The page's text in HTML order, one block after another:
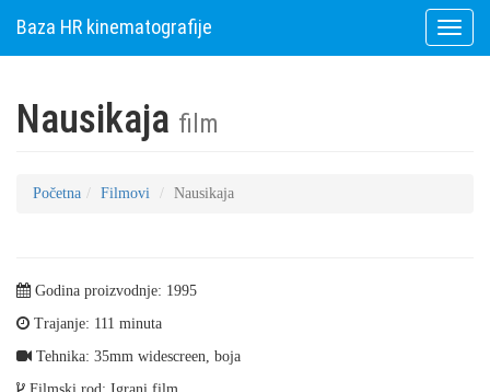
Toggle
Baza HR kinematografije
Nausikaja film
Početna Filmovi Nausikaja
Godina proizvodnje: 1995
Trajanje: 111 minuta
Tehnika: 35mm widescreen, boja